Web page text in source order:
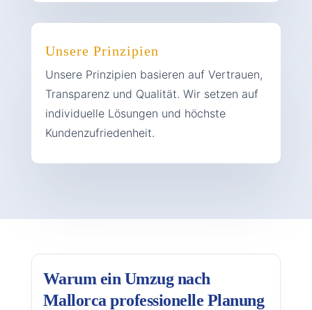
Unsere Prinzipien
Unsere Prinzipien basieren auf Vertrauen,
Transparenz und Qualität. Wir setzen auf
individuelle Lösungen und höchste
Kundenzufriedenheit.
Warum ein Umzug nach
Mallorca professionelle Planung